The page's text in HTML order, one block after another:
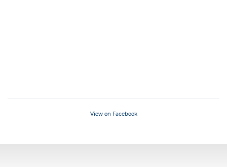
View on Facebook